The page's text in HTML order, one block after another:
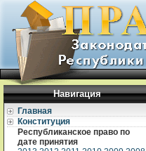
Навигация
Главная
Конституция
Республиканское право по
дате принятия